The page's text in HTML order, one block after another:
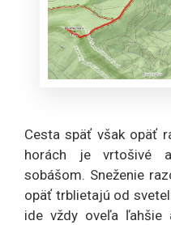
Cesta späť však opäť
horách je vrtošivé
sobášom. Sneženie
opäť trblietajú od
ide vždy oveľa